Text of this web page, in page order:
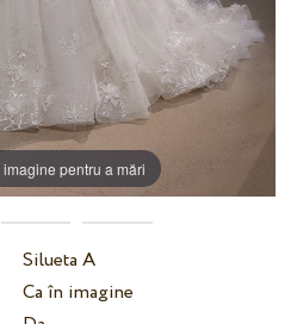
pentru a mări
Silueta A
Ca în imagine